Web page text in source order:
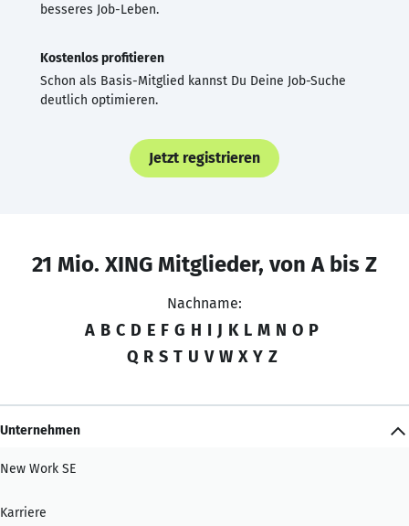
besseres Job-Leben.
Kostenlos profitieren
Schon als Basis-Mitglied kannst Du Deine Job-Suche
deutlich optimieren.
Jetzt registrieren
21 Mio. XING Mitglieder, von A bis Z
Nachname:
A B C D E F G H I J K L M N O P
Q R S T U V W X Y Z
Unternehmen
New Work SE
Karriere